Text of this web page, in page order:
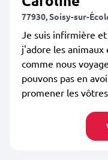
77930, Soisy-sur-
Je suis infirmière
j'adore les
comme nous
pouvons pas en
promener les